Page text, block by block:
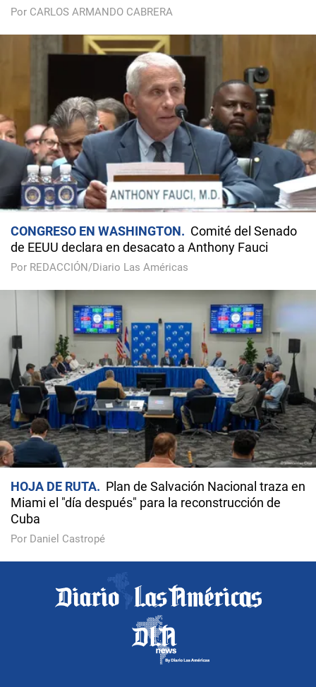
Por CARLOS ARMANDO CABRERA
CONGRESO EN WASHINGTON
Comité del Senado
de EEUU declara en desacato a Anthony Fauci
Por REDACCIÓN/Diario Las Américas
HOJA DE RUTA
Plan de Salvación Nacional traza en
Miami el "día después" para la reconstrucción de
Cuba
Por Daniel Castropé